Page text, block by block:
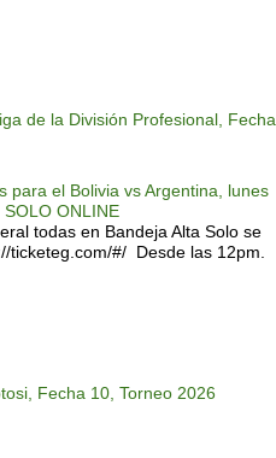
de la División Profesional, Fecha
para el Bolivia vs Argentina, lunes
ONLINE
todas en Bandeja Alta Solo se
#/ Desde las 12pm.
Fecha 10, Torneo 2026